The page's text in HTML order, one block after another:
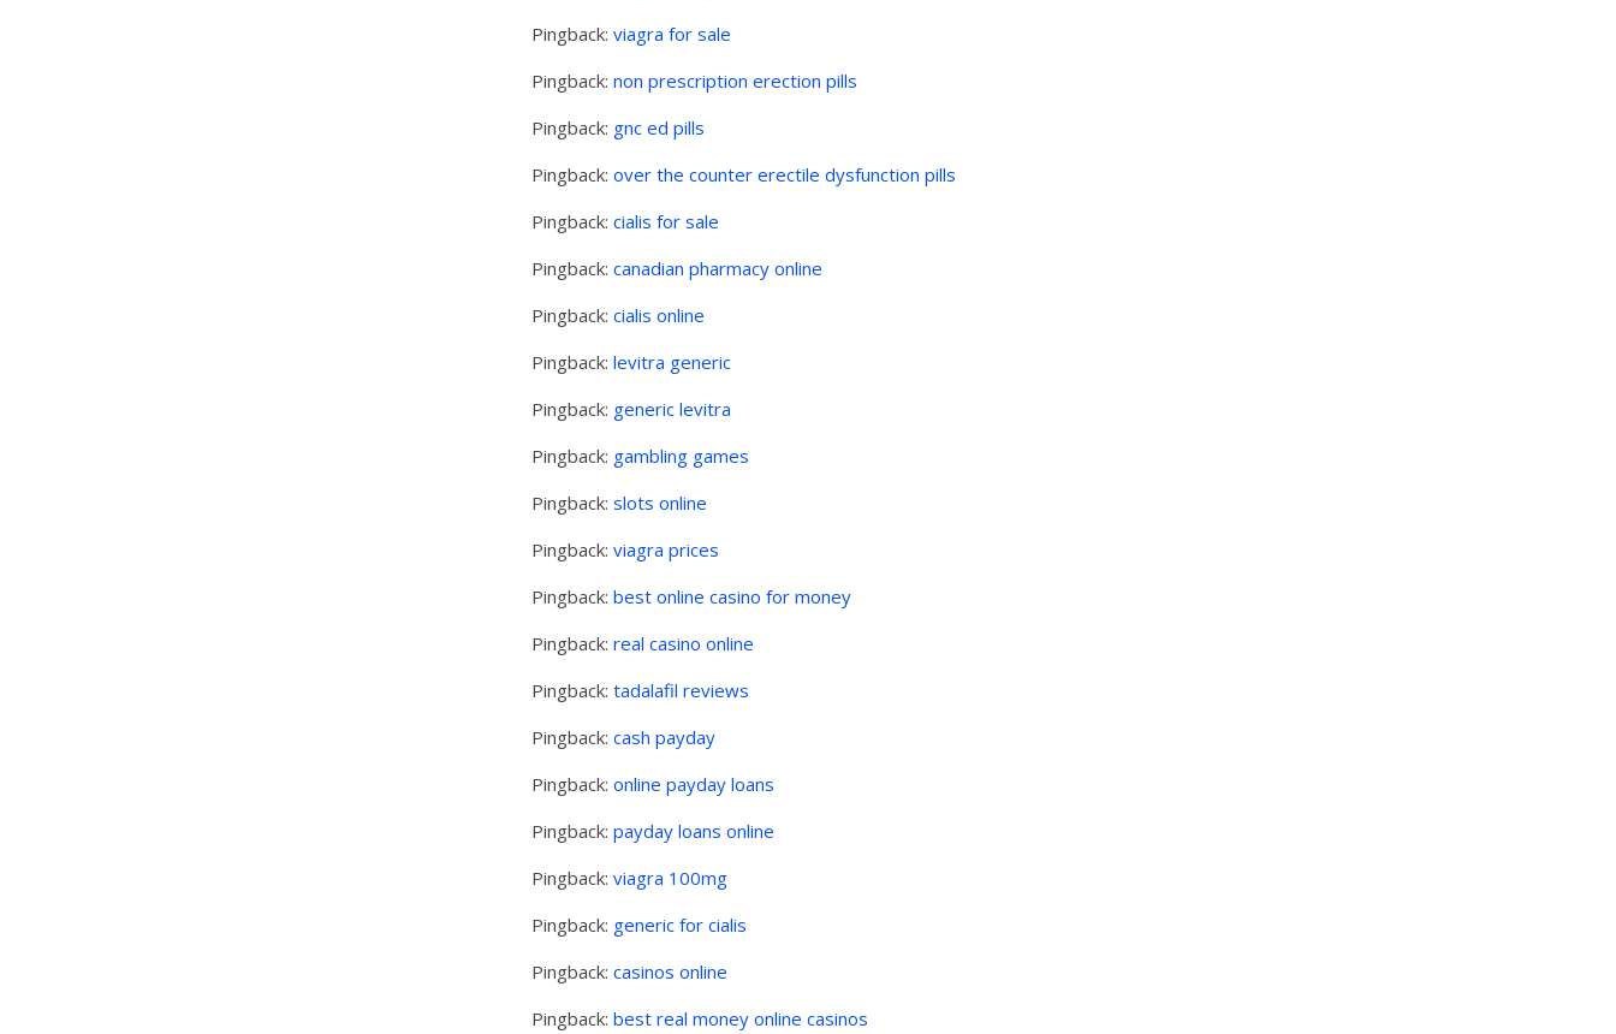
Pingback: viagra for sale
Pingback: non prescription erection pills
Pingback: gnc ed pills
Pingback: over the counter erectile dysfunction pills
Pingback: cialis for sale
Pingback: canadian pharmacy online
Pingback: cialis online
Pingback: levitra generic
Pingback: generic levitra
Pingback: gambling games
Pingback: slots online
Pingback: viagra prices
Pingback: best online casino for money
Pingback: real casino online
Pingback: tadalafil reviews
Pingback: cash payday
Pingback: online payday loans
Pingback: payday loans online
Pingback: viagra 100mg
Pingback: generic for cialis
Pingback: casinos online
Pingback: best real money online casinos